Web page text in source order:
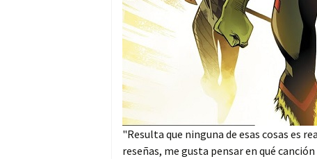
"Resulta que ninguna de esas cosas es
reseñas, me gusta pensar en qué